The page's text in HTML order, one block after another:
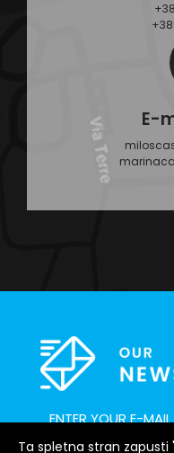
E-
Ta spletna stran zapusti